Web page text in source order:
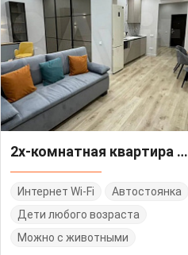
2х-комнатная квартира Игнатенко 9 кв 35
Интернет Wi-Fi
Автостоянка
Дети любого возраста
Можно с животными